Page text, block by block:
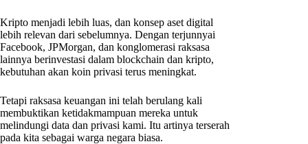
Kripto menjadi lebih luas, dan konsep aset digital
lebih relevan dari sebelumnya. Dengan terjunnyai
Facebook, JPMorgan, dan konglomerasi raksasa
lainnya berinvestasi dalam blockchain dan kripto,
kebutuhan akan koin privasi terus meningkat.
Tetapi raksasa keuangan ini telah berulang kali
membuktikan ketidakmampuan mereka untuk
melindungi data dan privasi kami. Itu artinya terserah
pada kita sebagai warga negara biasa.